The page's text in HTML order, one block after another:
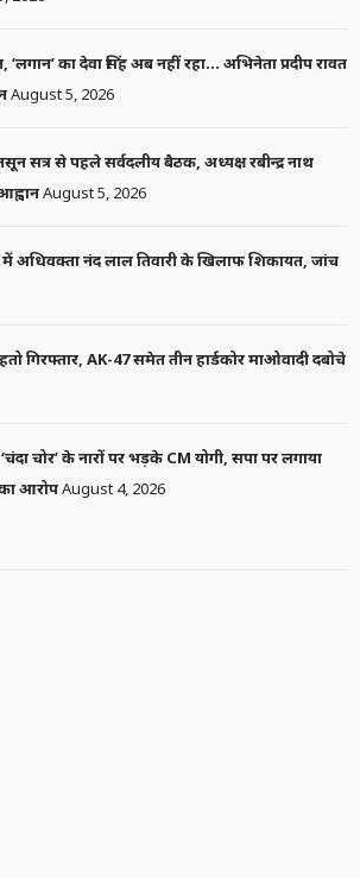
का देवा सिंह अब नहीं रहा… अभिनेता प्रदीप रावत
August 5, 2026
सत्र से पहले सर्वदलीय बैठक, अध्यक्ष रबीन्द्र नाथ
August 5, 2026
अधिवक्ता नंद लाल तिवारी के खिलाफ शिकायत, जांच
गिरफ्तार, AK-47 समेत तीन हार्डकोर माओवादी दबोचे
चोर’ के नारों पर भड़के CM योगी, सपा पर लगाया
आरोपAugust 4, 2026